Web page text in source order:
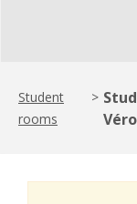
Student
rooms
>